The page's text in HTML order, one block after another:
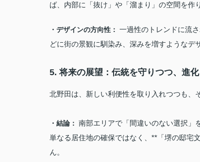
ば、内部に「抜け」や「溜まり」の空間を作
・デザインの方向性： 一過性のトレンドに流
どに街の景観に馴染み、深みを増すようなデ
5. 将来の展望：伝統を守りつつ、進
北野田は、新しい利便性を取り入れつつも、
・結論： 南部エリアで「間違いのない選択」
単なる居住地の確保ではなく、**「堺の邸宅
ん。